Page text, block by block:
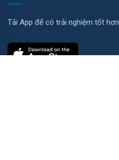
Tải App để có trải nghiệm tốt hơn